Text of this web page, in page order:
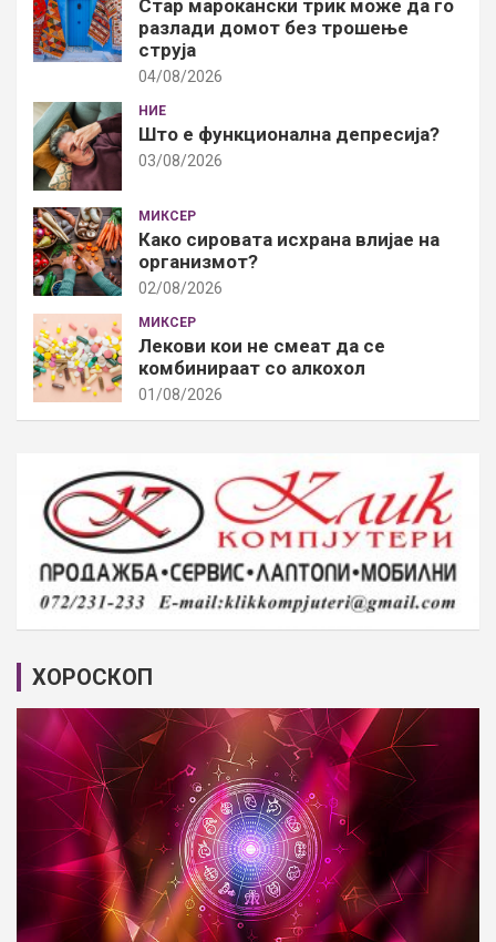
Стар марокански трик може да го
разлади домот без трошење
струја
04/08/2026
НИЕ
Што е функционална депресија?
03/08/2026
МИКСЕР
Како сировата исхрана влијае на
организмот?
02/08/2026
МИКСЕР
Лекови кои не смеат да се
комбинираат со алкохол
01/08/2026
ХОРОСКОП